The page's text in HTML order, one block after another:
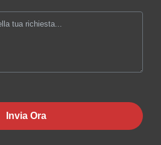
Invia Ora